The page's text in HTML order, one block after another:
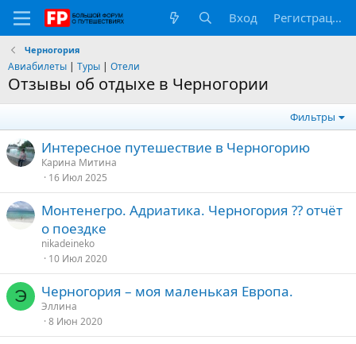
Вход Регистрация
Черногория
Авиабилеты | Туры | Отели
Отзывы об отдыхе в Черногории
Фильтры
Интересное путешествие в Черногорию
Карина Митина
16 Июл 2025
Монтенегро. Адриатика. Черногория ?? отчёт
о поездке
nikadeineko
10 Июл 2020
Э Черногория – моя маленькая Европа.
Эллина
8 Июн 2020